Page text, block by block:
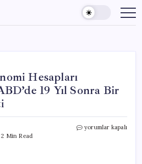
Hesapları
19 Yıl Sonra Bir
2 Min Read
Trump’ın
yorumlar kapalı